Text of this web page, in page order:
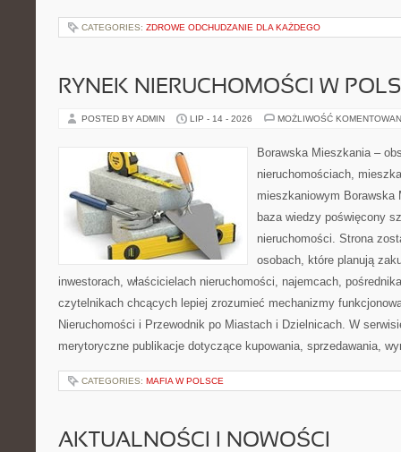
CATEGORIES: ZDROWE ODCHUDZANIE DLA KAŻDEGO
RYNEK NIERUCHOMOŚCI W
POSTED BY ADMIN LIP - 14 - 2026 MOŻLIWOŚĆ
Borawska Mieszkania –
nieruchomościach,
mieszkaniowym Borawska
baza wiedzy poświęcony
nieruchomości. Strona
osobach, które planują
inwestorach, właścicielach nieruchomości, najemcach,
czytelnikach chcących lepiej zrozumieć mechanizmy
Nieruchomości i Przewodnik po Miastach i Dzielnicach. W
merytoryczne publikacje dotyczące kupowania, sprzedawania,
CATEGORIES: MAFIA W POLSCE
AKTUALNOŚCI I NOWOŚCI